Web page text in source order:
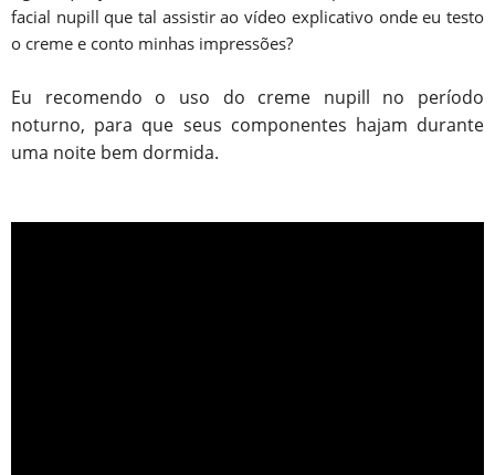
facial nupill que tal assistir ao vídeo explicativo onde eu testo
o creme e conto minhas impressões?
Eu recomendo o uso do creme nupill no período
noturno, para que seus componentes hajam durante
uma noite bem dormida.